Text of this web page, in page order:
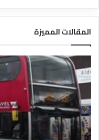
المقالات المميزة
ل
ي
ش
ر
ك
ا